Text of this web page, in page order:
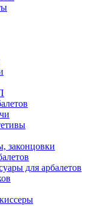
законцовки
для арбалетов